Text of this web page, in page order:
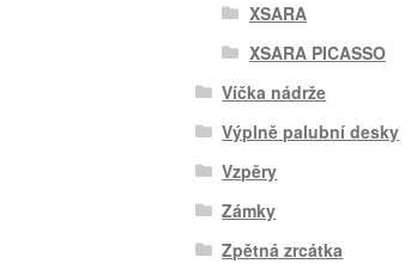
XSARA
XSARA PICASSO
Víčka nádrže
Výplně palubní desky
Vzpěry
Zámky
Zpětná zrcátka